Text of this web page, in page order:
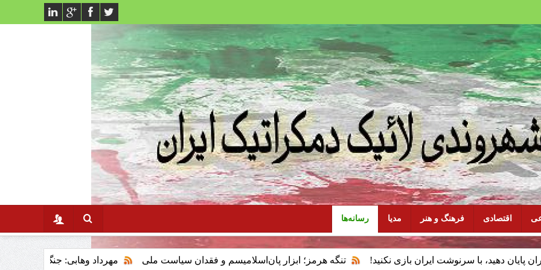
اقتصادی فرهنگ و هنر مدیا رسانه‌ها
با سرنوشت ایران بازی نکنید! تنگه هرمز؛ ابزار پان‌اسلامیسم و فقدان سیاست ملی مهرداد وهابی: جنگ سوم خلیج فارس